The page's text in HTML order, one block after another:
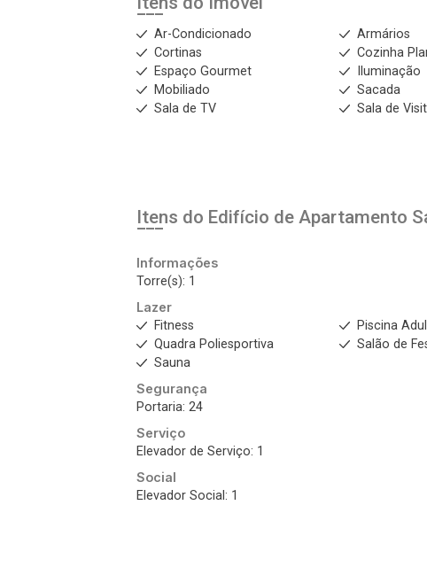
Ar-Condicionado Armários
Cortinas
Cozinha
Espaço Gourmet
Iluminação
Mobiliado
Sacada
Sala de TV
Sala de
Itens do Edifício de Apartamento
Informações
Torre(s): 1
Lazer
Fitness
Piscina
Quadra Poliesportiva
Salão de
Sauna
Segurança
Portaria: 24
Serviço
Elevador de Serviço: 1
Social
Elevador Social: 1
Esqueci minha senha
Cadastre-se
Agendar Visita